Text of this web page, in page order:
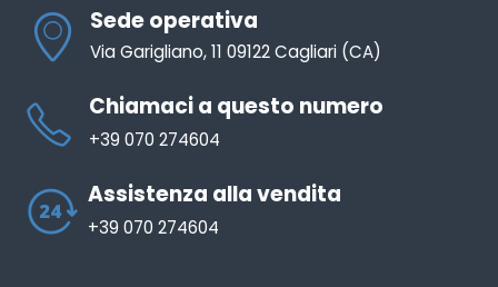
Sede operativa
Via Garigliano, 11 09122 Cagliari (CA)
Chiamaci a questo numero
+39 070 274604
Assistenza alla vendita
+39 070 274604